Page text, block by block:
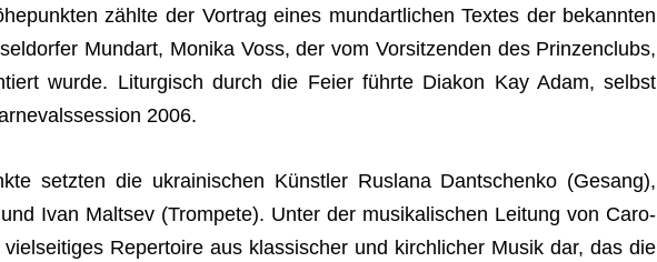
zählte der Vor­trag eines mund­art­li­chen Tex­tes der bekann­ten
Mund­art, Monika Voss, der vom Vor­sit­zen­den des Prin­zen­clubs,
wurde. Lit­ur­gisch durch die Feier führte Dia­kon Kay Adam, selbst
2006.
setz­ten die ukrai­ni­schen Künst­ler Rus­lana Dant­schenko (Gesang),
Ivan Maltsev (Trom­pete). Unter der musi­ka­li­schen Lei­tung von Caro­
Reper­toire aus klas­si­scher und kirch­li­cher Musik dar, das die